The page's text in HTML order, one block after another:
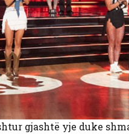
gjashtë yje duke